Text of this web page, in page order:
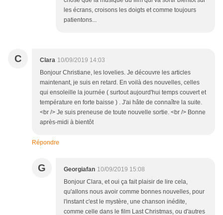
les écrans, croisons les doigts et comme toujours
patientons...
C Clara 10/09/2019 14:03
Bonjour Christiane, les lovelies. Je découvre les articles
maintenant, je suis en retard. En voilà des nouvelles, celles
qui ensoleille la journée ( surtout aujourd'hui temps couvert et
température en forte baisse ) . J'ai hâte de connaître la suite.
<br /> Je suis preneuse de toute nouvelle sortie. <br /> Bonne
après-midi à bientôt
Répondre
G Georgiafan 10/09/2019 15:08
Bonjour Clara, et oui ça fait plaisir de lire cela,
qu'allons nous avoir comme bonnes nouvelles, pour
l'instant c'est le mystère, une chanson inédite,
comme celle dans le film Last Christmas, ou d'autres